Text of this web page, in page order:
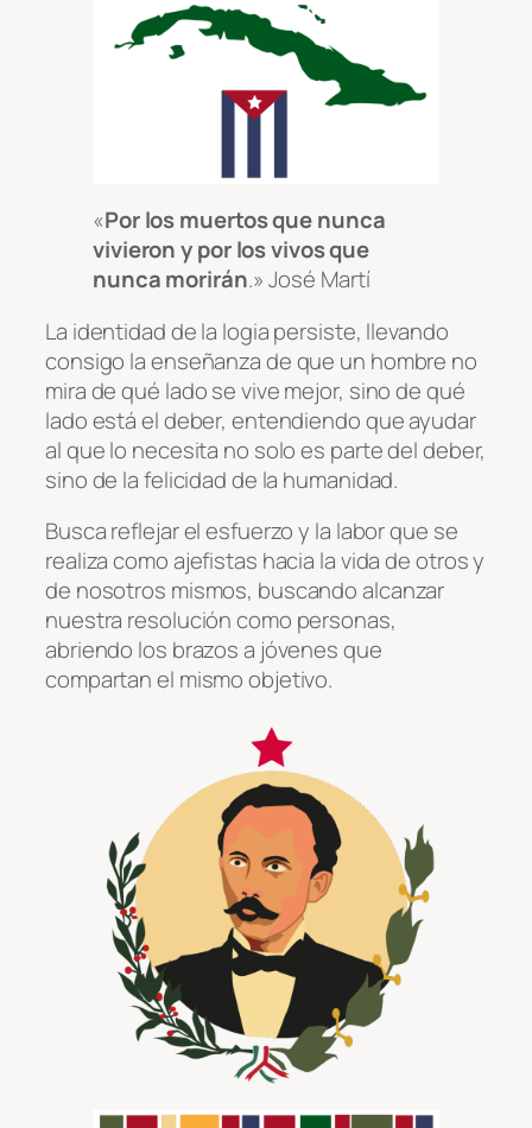
«Por los muertos que nunca
vivieron y por los vivos que
nunca morirán.»José Martí
La identidad de la logia persiste, llevando
consigo la enseñanza de que un hombre no
mira de qué lado se vive mejor, sino de qué
lado está el deber, entendiendo que ayudar
al que lo necesita no solo es parte del deber,
sino de la felicidad de la humanidad.
Busca reflejar el esfuerzo y la labor que se
realiza como ajefistas hacia la vida de otros y
de nosotros mismos, buscando alcanzar
nuestra resolución como personas,
abriendo los brazos a jóvenes que
compartan el mismo objetivo.